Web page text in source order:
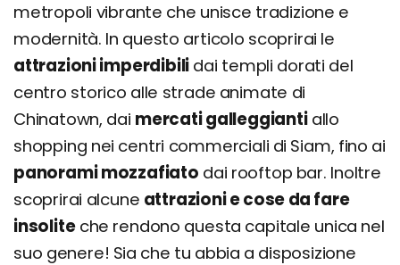
metropoli vibrante che unisce tradizione e
modernità. In questo articolo scoprirai le
attrazioni imperdibili dai templi dorati del
centro storico alle strade animate di
Chinatown, dai mercati galleggiantiallo
shopping nei centri commerciali di Siam, fino ai
panorami mozzafiato dai rooftop bar. Inoltre
scoprirai alcune attrazioni e cose da fare
insoliteche rendono questa capitale unica nel
suo genere! Sia che tu abbia a disposizione